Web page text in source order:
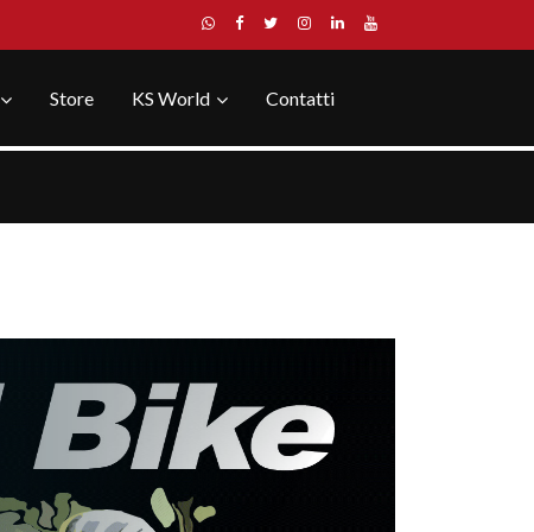
Store KS World Contatti